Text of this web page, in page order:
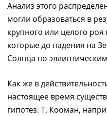
Анализ этого
могли образоваться в
крупного или целого
которые до падения на
Солнца по
Как же в
настоящее время
гипотез. Т. Кооман,